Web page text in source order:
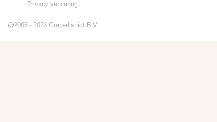
Privacy verklaring
@2006 - 2023 Grapedistrict B.V.